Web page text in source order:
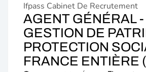
Ifpass Cabinet De Recrutement
AGENT GÉNÉRAL -
GESTION DE
PROTECTION
FRANCE ENTIÈRE